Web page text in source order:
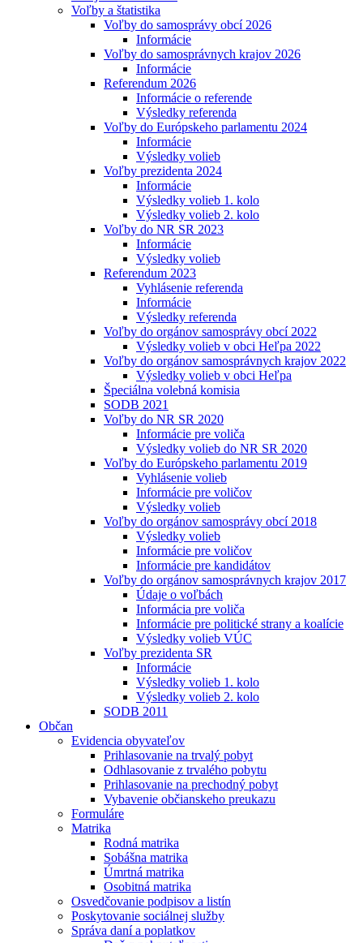
Voľby a štatistika
Voľby do samosprávy obcí 2026
Informácie
Voľby do samosprávnych krajov 2026
Informácie
Referendum 2026
Informácie o referende
Výsledky referenda
Voľby do Európskeho parlamentu 2024
Informácie
Výsledky volieb
Voľby prezidenta 2024
Informácie
Výsledky volieb 1. kolo
Výsledky volieb 2. kolo
Voľby do NR SR 2023
Informácie
Výsledky volieb
Referendum 2023
Vyhlásenie referenda
Informácie
Výsledky referenda
Voľby do orgánov samosprávy obcí 2022
Výsledky volieb v obci Heľpa 2022
Voľby do orgánov samosprávnych krajov 2022
Výsledky volieb v obci Heľpa
Špeciálna volebná komisia
SODB 2021
Voľby do NR SR 2020
Informácie pre voliča
Výsledky volieb do NR SR 2020
Voľby do Európskeho parlamentu 2019
Vyhlásenie volieb
Informácie pre voličov
Výsledky volieb
Voľby do orgánov samosprávy obcí 2018
Výsledky volieb
Informácie pre voličov
Informácie pre kandidátov
Voľby do orgánov samosprávnych krajov 2017
Údaje o voľbách
Informácia pre voliča
Informácie pre politické strany a koalície
Výsledky volieb VÚC
Voľby prezidenta SR
Informácie
Výsledky volieb 1. kolo
Výsledky volieb 2. kolo
SODB 2011
Občan
Evidencia obyvateľov
Prihlasovanie na trvalý pobyt
Odhlasovanie z trvalého pobytu
Prihlasovanie na prechodný pobyt
Vybavenie občianskeho preukazu
Formuláre
Matrika
Rodná matrika
Sobášna matrika
Úmrtná matrika
Osobitná matrika
Osvedčovanie podpisov a listín
Poskytovanie sociálnej služby
Správa daní a poplatkov